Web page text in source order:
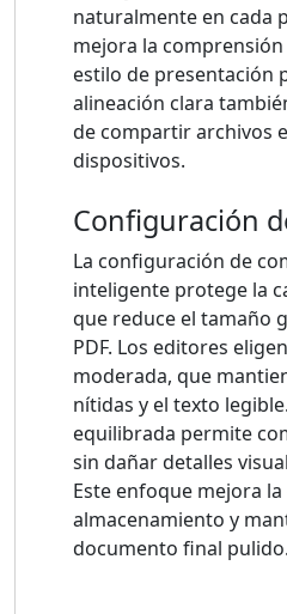
naturalmente en cada
mejora la
estilo de presentación
alineación clara
de compartir archivos
dispositivos.
Configuración
La configuración de
inteligente protege la
que reduce el tamaño
PDF. Los editores
moderada, que
nítidas y el texto
equilibrada permite
sin dañar detalles
Este enfoque mejora
almacenamiento y
documento final pulido.